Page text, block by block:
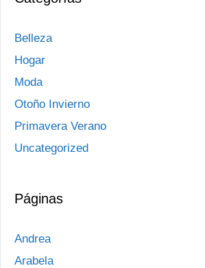
Belleza
Hogar
Moda
Otoño Invierno
Primavera Verano
Uncategorized
Páginas
Andrea
Arabela